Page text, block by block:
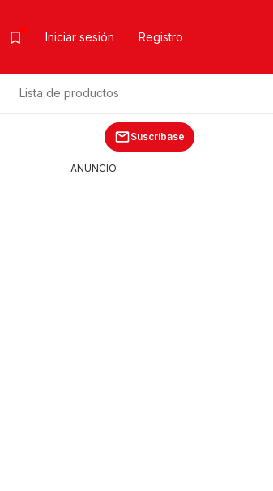
Iniciar sesión Registro
Lista de productos
Suscríbase
ANUNCIO